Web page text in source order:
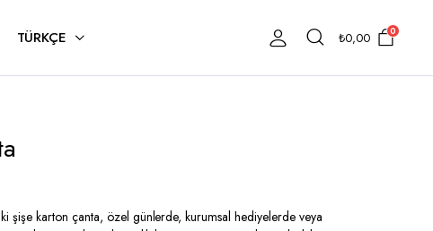
TÜRKÇE ₺0,00 0
şişe karton çanta, özel günlerde, kurumsal hediyelerde veya